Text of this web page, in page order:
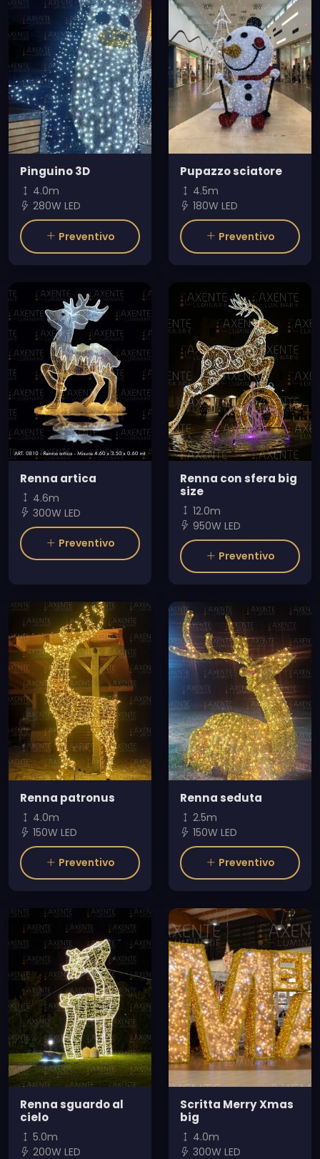
Pinguino 3D
4.0m
280W LED
Preventivo
Pupazzo sciatore
4.5m
180W LED
Preventivo
Renna artica
4.6m
300W LED
Preventivo
Renna con sfera big
size
12.0m
950W LED
Preventivo
Renna patronus
4.0m
150W LED
Preventivo
Renna seduta
2.5m
150W LED
Preventivo
Renna sguardo al
cielo
5.0m
200W LED
Scritta Merry Xmas
big
4.0m
300W LED